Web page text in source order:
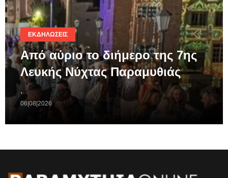
ΕΚΔΗΛΏΣΕΙΣ
Από αύριο το διήμερο της 7ης
Λευκής Νύχτας Παραμυθιάς
.
06|08|2026